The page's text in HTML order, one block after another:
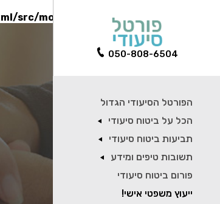
src/models/PayCallModel.php
050-808-6504
הפורטל הסיעודי הגדול
הכל על ביטוח סיעודי
תביעות ביטוח סיעודי
תשובות טיפים ומידע
פורום ביטוח סיעודי
ייעוץ משפטי אישי!